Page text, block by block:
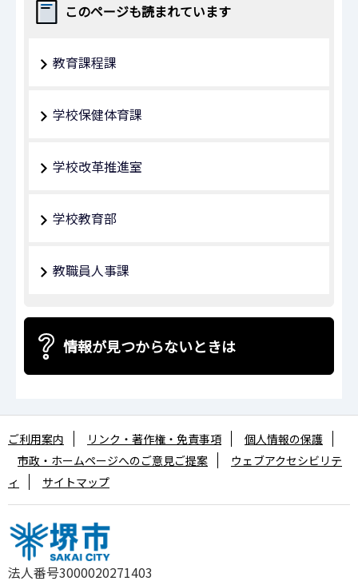
このページも読まれています
教育課程課
学校保健体育課
学校改革推進室
学校教育部
教職員人事課
情報が見つからないときは
法人番号3000020271403
ご利用案内 リンク・著作権・免責事項
個人情報の保護
市政・ホームページへのご意見ご提案
ウェブアクセシビリテ
ィ
サイトマップ